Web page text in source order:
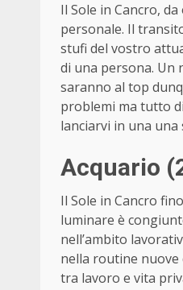
Il Sole in Cancro,
personale. Il
stufi del vostro
di una persona. Un
saranno al top
problemi ma tutto
lanciarvi in una
Acquario
Il Sole in Cancro
luminare è
nell’ambito
nella routine
tra lavoro e vita